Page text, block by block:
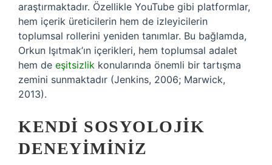
araştırmaktadır. Özellikle YouTube gibi platformlar,
hem içerik üreticilerin hem de izleyicilerin
toplumsal rollerini yeniden tanımlar. Bu bağlamda,
Orkun Işıtmak’ın içerikleri, hem toplumsal adalet
hem de eşitsizlik konularında önemli bir tartışma
zemini sunmaktadır (Jenkins, 2006; Marwick,
2013).
KENDI SOSYOLOJIK
DENEYIMINIZ